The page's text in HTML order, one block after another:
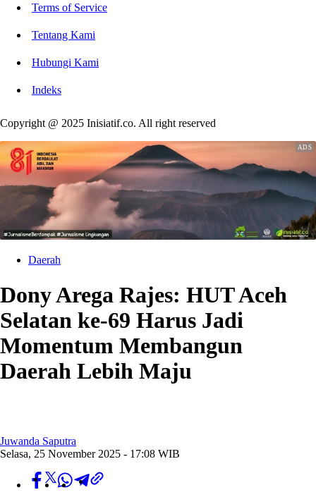
Terms of Service
Tentang Kami
Hubungi Kami
Indeks
Copyright @ 2025 Inisiatif.co. All right reserved
Daerah
Dony Arega Rajes: HUT Aceh
Selatan ke-69 Harus Jadi
Momentum Membangun
Daerah Lebih Maju
Juwanda Saputra
Selasa, 25 November 2025 - 17:08 WIB